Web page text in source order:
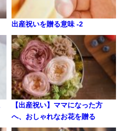
出産祝いを贈る意味 -2
【出産祝い】ママになった方
へ、おしゃれなお花を贈る